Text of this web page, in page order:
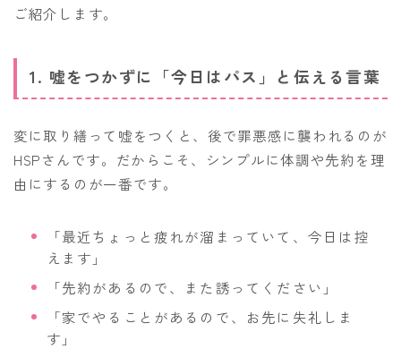
ご紹介します。
1. 嘘をつかずに「今日はパス」と伝える言葉
変に取り繕って嘘をつくと、後で罪悪感に襲われるのが
HSPさんです。だからこそ、シンプルに体調や先約を理
由にするのが一番です。
「最近ちょっと疲れが溜まっていて、今日は控
えます」
「先約があるので、また誘ってください」
「家でやることがあるので、お先に失礼しま
す」